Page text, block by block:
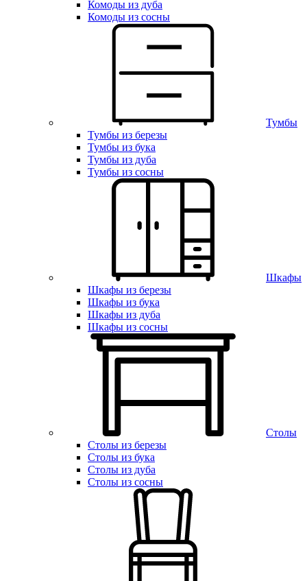
Комоды из дуба
Комоды из сосны
Тумбы
Тумбы из березы
Тумбы из бука
Тумбы из дуба
Тумбы из сосны
Шкафы
Шкафы из березы
Шкафы из бука
Шкафы из дуба
Шкафы из сосны
Столы
Столы из березы
Столы из бука
Столы из дуба
Столы из сосны